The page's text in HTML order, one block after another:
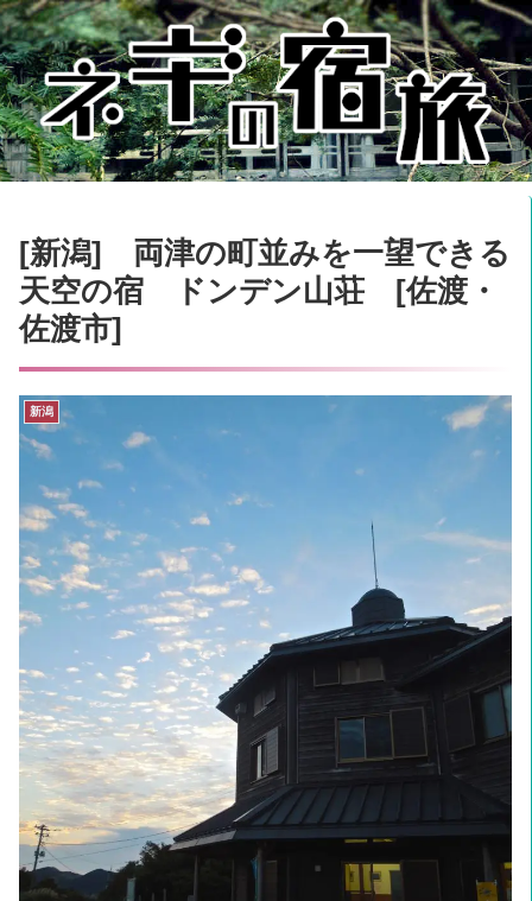
[新潟] 両津の町並みを一望できる
天空の宿 ドンデン山荘 [佐渡・
佐渡市]
新潟